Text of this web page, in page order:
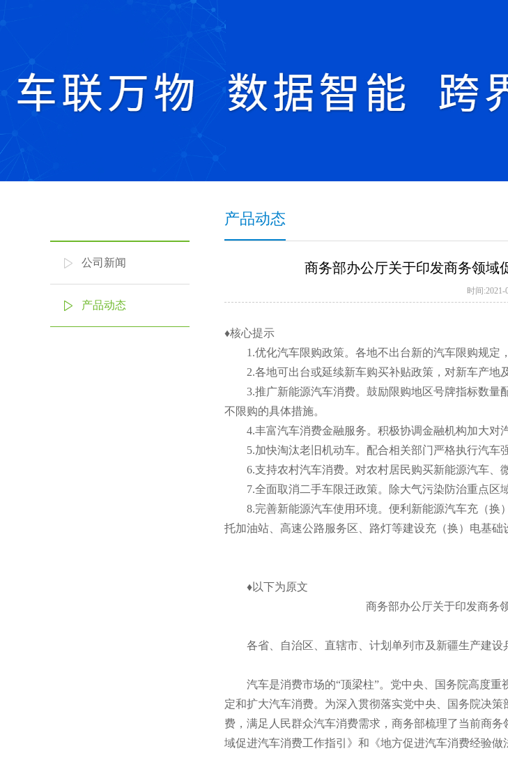
公司新闻
产品动态
产品动态
商务部办公厅关于印发商务领域
时间:2021-
♦核心提示
1.优化汽车限购政策。各地不出台新的汽车限购规定，
2.各地可出台或延续新车购买补贴政策，对新车产地及
3.推广新能源汽车消费。鼓励限购地区号牌指标数量
不限购的具体措施。
4.丰富汽车消费金融服务。积极协调金融机构加大对
5.加快淘汰老旧机动车。配合相关部门严格执行汽车强
6.支持农村汽车消费。对农村居民购买新能源汽车、
7.全面取消二手车限迁政策。除大气污染防治重点区
8.完善新能源汽车使用环境。便利新能源汽车充（换
托加油站、高速公路服务区、路灯等建设充（换）电基
♦以下为原文
商务部办公厅关于印发商务领
各省、自治区、直辖市、计划单列市及新疆生产建设
汽车是消费市场的“顶梁柱”。党中央、国务院高度重
定和扩大汽车消费。为深入贯彻落实党中央、国务院决
费，满足人民群众汽车消费需求，商务部梳理了当前商
域促进汽车消费工作指引》和《地方促进汽车消费经验做